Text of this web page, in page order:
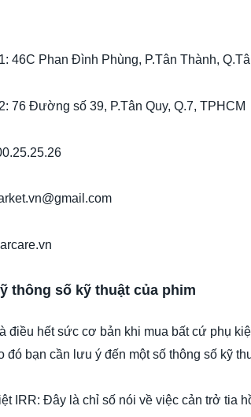
46C Phan Đình Phùng, P.Tân Thành,
76 Đường số 39, P.Tân Quy, Q.7, TPHCM
thông số kỹ thuật của phim
điều hết sức cơ bản khi mua bất cứ phụ
đó bạn cần lưu ý đến một số thông số kỹ
IRR: Đây là chỉ số nói về việc cản trở tia